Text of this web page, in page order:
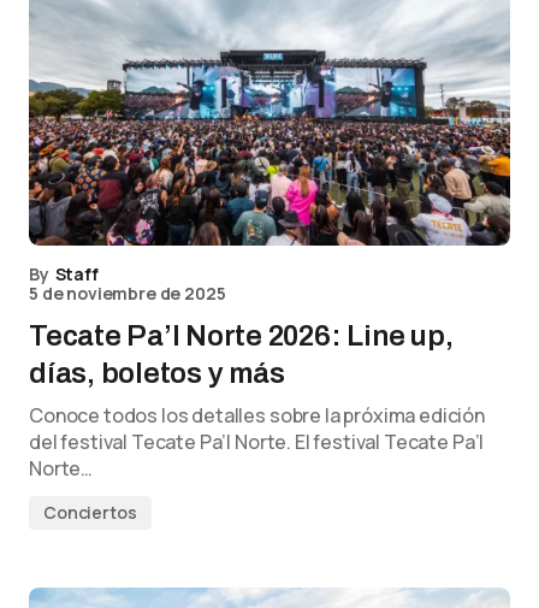
By Staff
5 de noviembre de 2025
Tecate Pa’l Norte 2026: Line up,
días, boletos y más
Conoce todos los detalles sobre la próxima edición
del festival Tecate Pa’l Norte. El festival Tecate Pa’l
Norte…
Conciertos